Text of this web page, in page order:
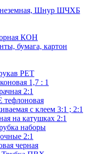
Шнур ШЧХБ
КОН
бумага, картон
PET
1,7 : 1
2:1
тефлоновая
с клеем 3:1 ; 2:1
на катушках 2:1
наборы
2:1
черная